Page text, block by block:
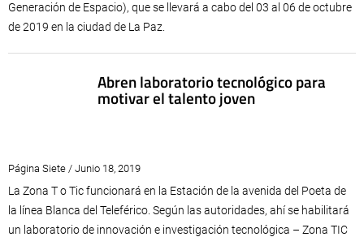
Generación de Espacio), que se llevará a cabo del 03 al 06 de octubre
de 2019 en la ciudad de La Paz.
Abren laboratorio tecnológico para
motivar el talento joven
Página Siete / Junio 18, 2019
La Zona T o Tic funcionará en la Estación de la avenida del Poeta de
la línea Blanca del Teleférico. Según las autoridades, ahí se habilitará
un laboratorio de innovación e investigación tecnológica – Zona TIC